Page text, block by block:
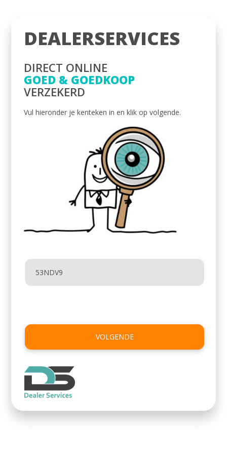
DEALERSERVICES
DIRECT ONLINE
GOED & GOEDKOOP
VERZEKERD
Vul hieronder je kenteken in en klik op volgende.